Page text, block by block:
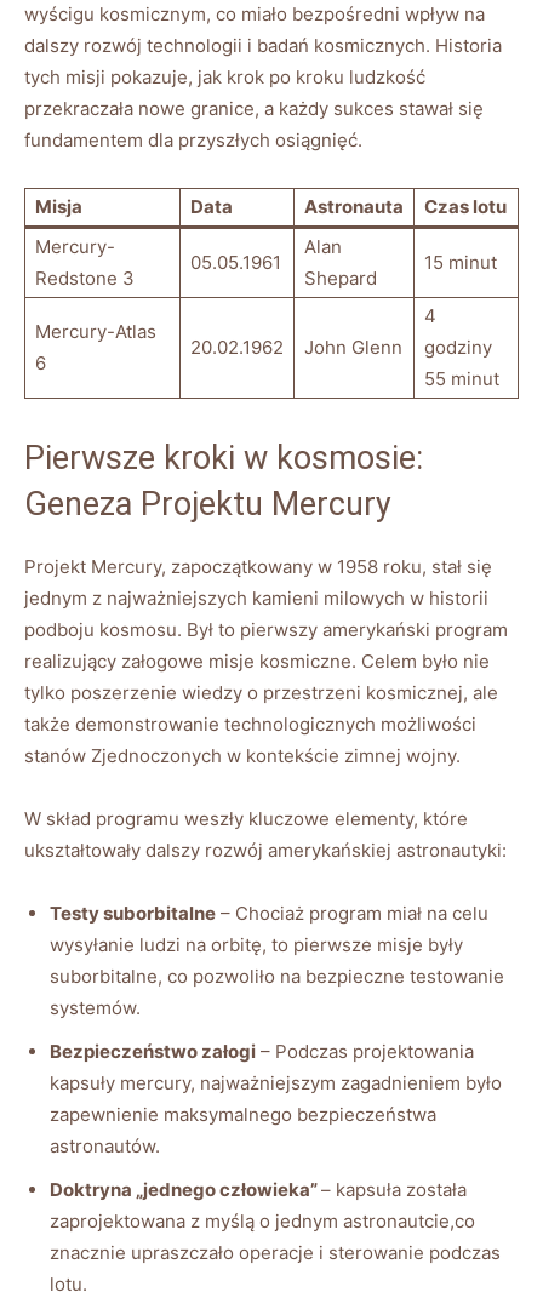
wyścigu kosmicznym, co miało bezpośredni wpływ na
dalszy rozwój technologii i badań kosmicznych. Historia
tych misji pokazuje, jak krok po kroku ludzkość
przekraczała nowe granice, a każdy sukces stawał się
fundamentem dla przyszłych osiągnięć.
Misja Data Astronauta
Czas lotu
Mercury-
Redstone 3
05.05.1961
Alan
Shepard
15 minut
Mercury-Atlas
6
20.02.1962 John Glenn
4
godziny
55 minut
Pierwsze kroki w kosmosie:
Geneza Projektu Mercury
Projekt Mercury, zapoczątkowany w 1958 roku, stał się
jednym z najważniejszych kamieni milowych w historii
podboju kosmosu. Był to pierwszy amerykański program
realizujący załogowe misje kosmiczne. Celem było nie
tylko poszerzenie wiedzy o przestrzeni kosmicznej, ale
także demonstrowanie technologicznych możliwości
stanów Zjednoczonych w kontekście zimnej wojny.
W skład programu weszły kluczowe elementy, które
ukształtowały dalszy rozwój amerykańskiej astronautyki:
Testy suborbitalne – Chociaż program miał na celu
wysyłanie ludzi na orbitę, to pierwsze misje były
suborbitalne, co pozwoliło na bezpieczne testowanie
systemów.
Bezpieczeństwo załogi – Podczas projektowania
kapsuły mercury, najważniejszym zagadnieniem było
zapewnienie maksymalnego bezpieczeństwa
astronautów.
Doktryna „jednego człowieka”– kapsuła została
zaprojektowana z myślą o jednym astronautcie,co
znacznie upraszczało operacje i sterowanie podczas
lotu.